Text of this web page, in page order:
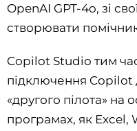
OpenAI GPT-4o, зі
створювати
Copilot Studio тим
підключення Copilot
«другого пілота» на
програмах, як Excel,